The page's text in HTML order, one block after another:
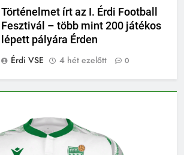
Történelmet írt az I. Érdi Football
Fesztivál – több mint 200 játékos
lépett pályára Érden
Érdi VSE
4 hét ezelőtt 0